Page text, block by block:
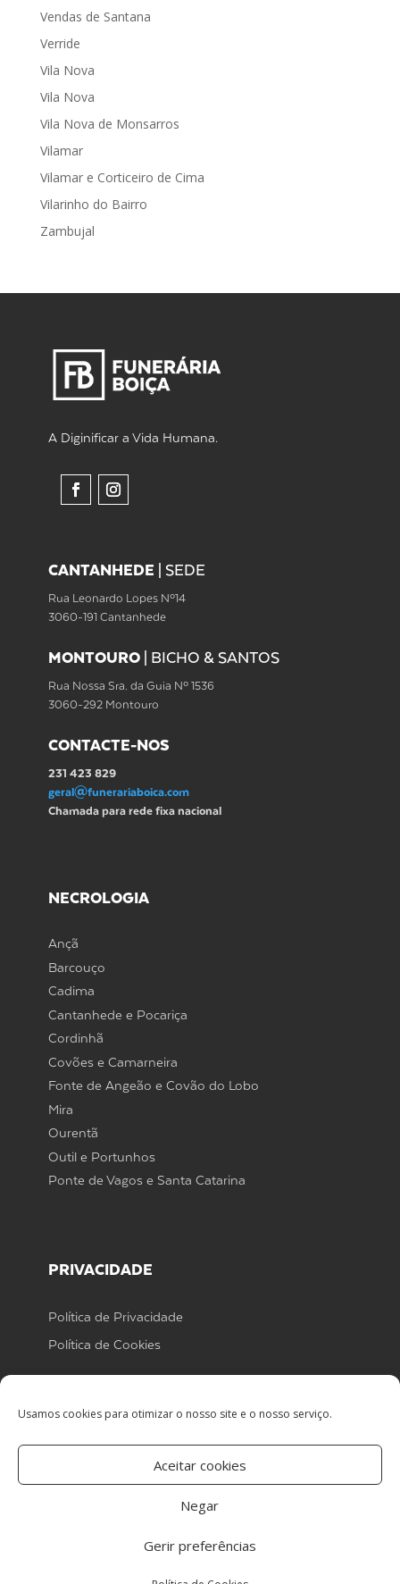
Usamos cookies para otimizar o nosso site e o nosso serviço.
Aceitar cookies
Negar
Gerir preferências
Vendas de Santana
Verride
Vila Nova
Vila Nova
Vila Nova de Monsarros
Vilamar
Vilamar e Corticeiro de Cima
Vilarinho do Bairro
Zambujal
A Diginificar a Vida Humana.
CANTANHEDE | SEDE
Rua Leonardo Lopes Nº14
3060-191 Cantanhede
MONTOURO| BICHO & SANTOS
Rua Nossa Sra. da Guia Nº 1536
3060-292 Montouro
CONTACTE-NOS
231 423 829
geral@funerariaboica.com
Chamada para rede fixa nacional
NECROLOGIA
Ançã
Barcouço
Cadima
Cantanhede e Pocariça
Cordinhã
Covões e Camarneira
Fonte de Angeão e Covão do Lobo
Mira
Ourentã
Outil e Portunhos
Ponte de Vagos e Santa Catarina
PRIVACIDADE
Política de Privacidade
Política de Cookies
Centro de arbitragem
© 2021 – Agência Funerária Boiça, Lda